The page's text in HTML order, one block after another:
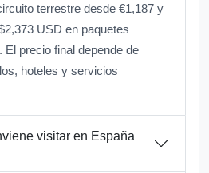
terrestre desde €1,187 y
USD en paquetes
precio final depende de
hoteles y servicios
visitar en España